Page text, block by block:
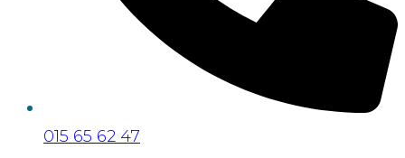
015 65 62 47